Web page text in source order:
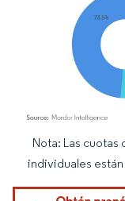
Imagen © Mordor
Nota: Las
individuales